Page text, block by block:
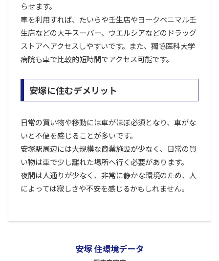
らせます。
車を利用すれば、たいらや壬生店やヨークベニマル壬
生店などの大手スーパー、ウエルシアなどのドラッグ
ストアへアクセスしやすいです。また、獨協医科大学
病院も車で比較的短時間でアクセス可能です。
安塚に住むデメリット
日常の買い物や移動には車がほぼ必須となり、車がな
いと不便を感じることが多いです。
安塚駅周辺には大規模な商業施設が少なく、日常の買
い物は車で少し離れた場所へ行く必要があります。
夜間は人通りが少なく、非常に静かな環境のため、人
によっては寂しさや不安を感じるかもしれません。